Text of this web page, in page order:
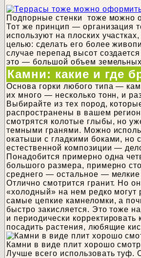
Подпорные стенки тоже можно
Тот же принцип — организация
используют на плоских
целью: сделать его более
случае перепад высот
это — большой объем земельных
Камни: какие и где
Основа горки любого типа —
их много — несколько тонн, и
Выбирайте из тех пород,
распространены в вашем
смотрятся колотые глыбы, но
темными гранями. Можно
окатыши с гладкими боками, но
естественной композиции —
Понадобится примерно одна
большого размера, примерно
среднего — остальное — мелкие
Отлично смотрится гранит. Но
«холодный» на нем редко могут
самые цепкие камнеломки, а
быстро закисляется. Это тоже
и периодически корректировать
посадить растения, любящие
Камни в виде плит хорошо
Лучше всего использовать туф.